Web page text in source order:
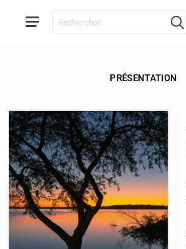
RETOUR
À PARAÎTRE
RETOUR
AVIS
RETOUR
A LA UNE
PRÉSENTATION